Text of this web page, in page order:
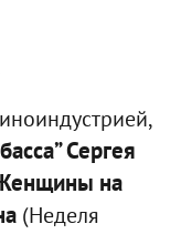
Сергея
на
(Неделя